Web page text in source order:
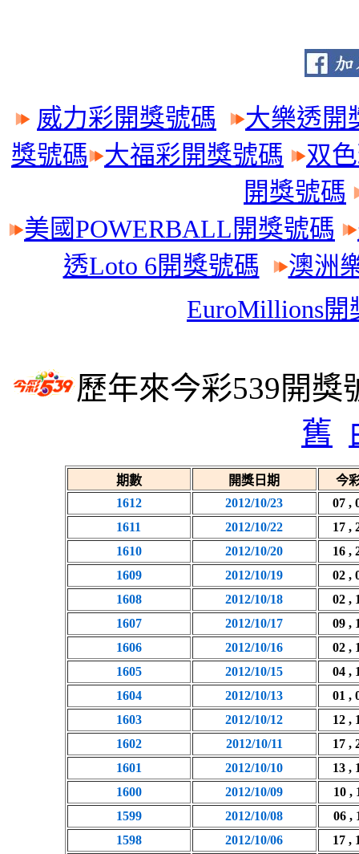
威力彩開獎號碼
大樂透開
獎號碼
大福彩開獎號碼
双
開獎號碼
美國POWERBALL開獎號碼
透Loto 6開獎號碼
澳洲
EuroMillions開
歷年來今彩539開
舊
期數 開獎日期
今
1612
2012/10/23
07 ,
1611
2012/10/22
17 ,
1610
2012/10/20
16 ,
1609
2012/10/19
02 ,
1608
2012/10/18
02 ,
1607
2012/10/17
09 ,
1606
2012/10/16
02 ,
1605
2012/10/15
04 ,
1604
2012/10/13
01 ,
1603
2012/10/12
12 ,
1602
2012/10/11
17 ,
1601
2012/10/10
13 ,
1600
2012/10/09
10 ,
1599
2012/10/08
06 ,
1598
2012/10/06
17 ,